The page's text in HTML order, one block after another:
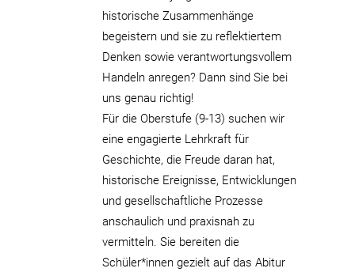
historische Zusammenhänge
begeistern und sie zu reflektiertem
Denken sowie verantwortungsvollem
Handeln anregen? Dann sind Sie bei
uns genau richtig!
Für die Oberstufe (9-13) suchen wir
eine engagierte Lehrkraft für
Geschichte, die Freude daran hat,
historische Ereignisse, Entwicklungen
und gesellschaftliche Prozesse
anschaulich und praxisnah zu
vermitteln. Sie bereiten die
Schüler*innen gezielt auf das Abitur